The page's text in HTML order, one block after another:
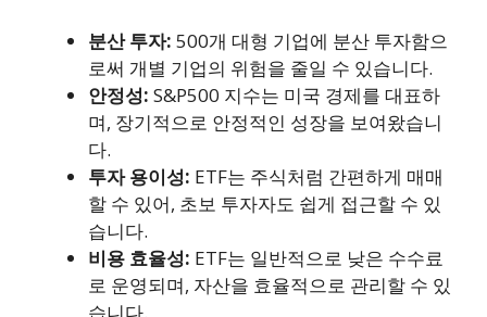
분산 투자: 500개 대형 기업에 분산 투자함으
로써 개별 기업의 위험을 줄일 수 있습니다.
안정성: S&P500 지수는 미국 경제를 대표하
며, 장기적으로 안정적인 성장을 보여왔습니
다.
투자 용이성: ETF는 주식처럼 간편하게 매매
할 수 있어, 초보 투자자도 쉽게 접근할 수 있
습니다.
비용 효율성: ETF는 일반적으로 낮은 수수료
로 운영되며, 자산을 효율적으로 관리할 수 있
습니다.